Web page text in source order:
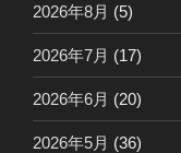
2026年8月 (5)
2026年7月 (17)
2026年6月 (20)
2026年5月 (36)